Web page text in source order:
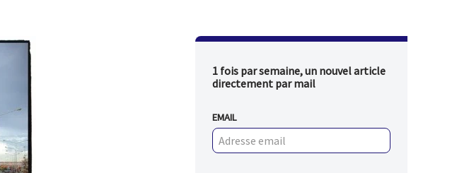
1 fois par semaine, un nouvel article
directement par mail
EMAIL